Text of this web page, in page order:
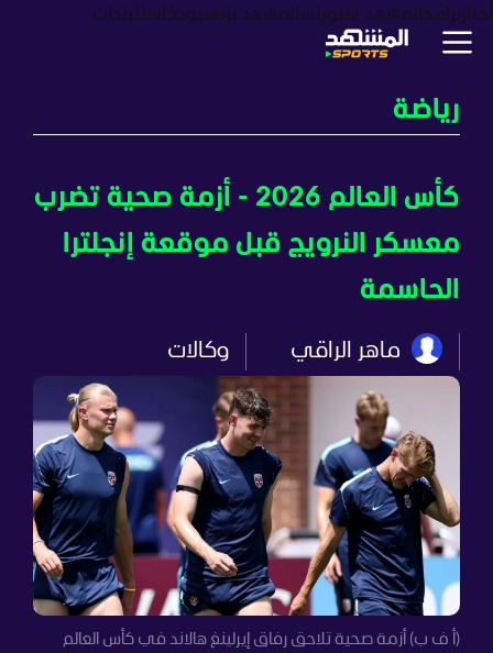
أخبار برامجالمشهد سبورتسالمشهد بزنسبودكاستترندات
رياضة
كأس العالم 2026 - أزمة صحية تضرب
معسكر النرويج قبل موقعة إنجلترا
الحاسمة
ماهر الراقي وكالات
(أ ف ب) أزمة صحية تلاحق رفاق إيرلينغ هالاند في كأس العالم